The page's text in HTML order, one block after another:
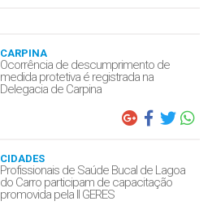
CARPINA
Ocorrência de descumprimento de
medida protetiva é registrada na
Delegacia de Carpina
CIDADES
Profissionais de Saúde Bucal de Lagoa
do Carro participam de capacitação
promovida pela II GERES